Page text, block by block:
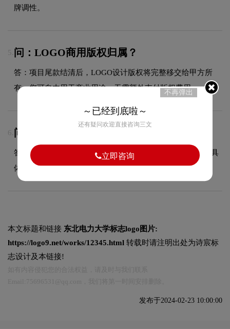
牌调性。
5. 问：LOGO商用版权归属？
答：项目尾款结清后，LOGO设计版权将完整移交给甲方所
有，您可自由用于商业用途，无需额外支付版权费用。
6. 问：LOGO设计周期多久？
答：根据项目复杂程度，设计周期一般为5至22个工作日，具
体时间在签订合同时与您确认。
本文标题和链接 东北电力大学标志logo图片:
https://logo9.net/works/12345.html 转载时请注明出处为诗宸标
志设计及本链接!
发布于2024-02-23 10:00:00
不再弹出
～已经到底啦～
还有疑问欢迎直接咨询三文
立即咨询